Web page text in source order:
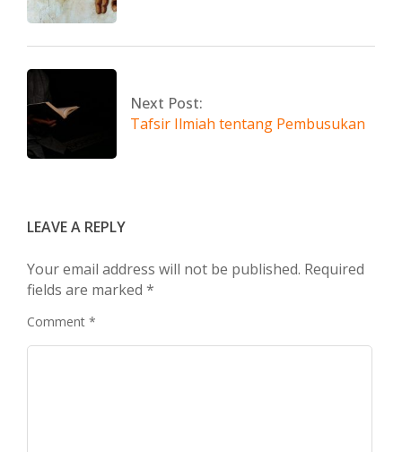
Next Post:
Tafsir Ilmiah tentang Pembusukan
LEAVE A REPLY
Your email address will not be published. Required
fields are marked *
Comment *